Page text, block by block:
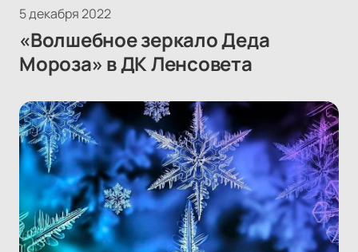
5 декабря 2022
«Волшебное зеркало Деда
Мороза» в ДК Ленсовета